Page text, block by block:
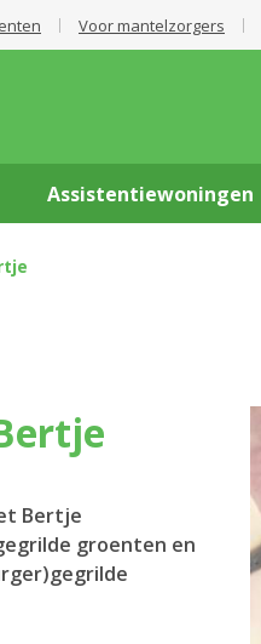
Voor mantelzorgers
Assistentiewoningen
Bertje
groenten en